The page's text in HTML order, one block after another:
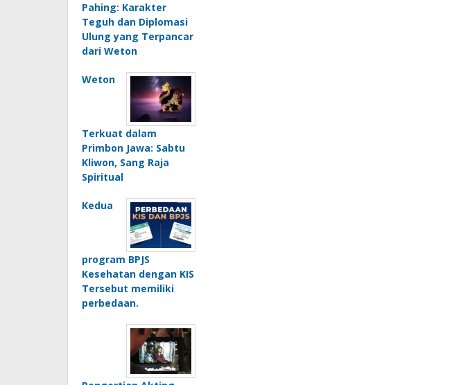
Pahing: Karakter
Teguh dan Diplomasi
Ulung yang Terpancar
dari Weton
Weton
Terkuat dalam
Primbon Jawa: Sabtu
Kliwon, Sang Raja
Spiritual
Kedua
program BPJS
Kesehatan dengan KIS
Tersebut memiliki
perbedaan.